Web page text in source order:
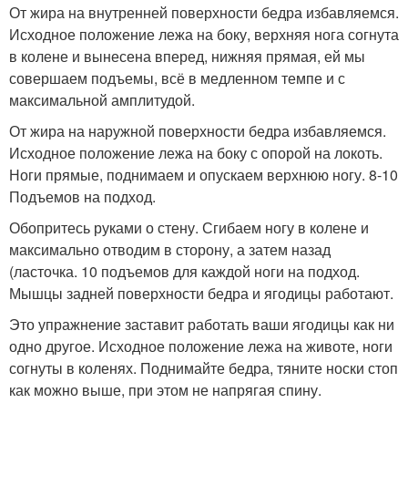
От жира на внутренней поверхности бедра избавляемся.
Исходное положение лежа на боку, верхняя нога согнута
в колене и вынесена вперед, нижняя прямая, ей мы
совершаем подъемы, всё в медленном темпе и с
максимальной амплитудой.
От жира на наружной поверхности бедра избавляемся.
Исходное положение лежа на боку с опорой на локоть.
Ноги прямые, поднимаем и опускаем верхнюю ногу. 8-10
Подъемов на подход.
Обопритесь руками о стену. Сгибаем ногу в колене и
максимально отводим в сторону, а затем назад
(ласточка. 10 подъемов для каждой ноги на подход.
Мышцы задней поверхности бедра и ягодицы работают.
Это упражнение заставит работать ваши ягодицы как ни
одно другое. Исходное положение лежа на животе, ноги
согнуты в коленях. Поднимайте бедра, тяните носки стоп
как можно выше, при этом не напрягая спину.